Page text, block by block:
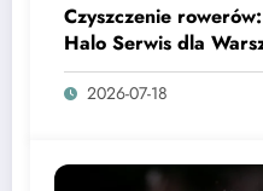
Czyszczenie
Halo Serwis dla
2026-07-18